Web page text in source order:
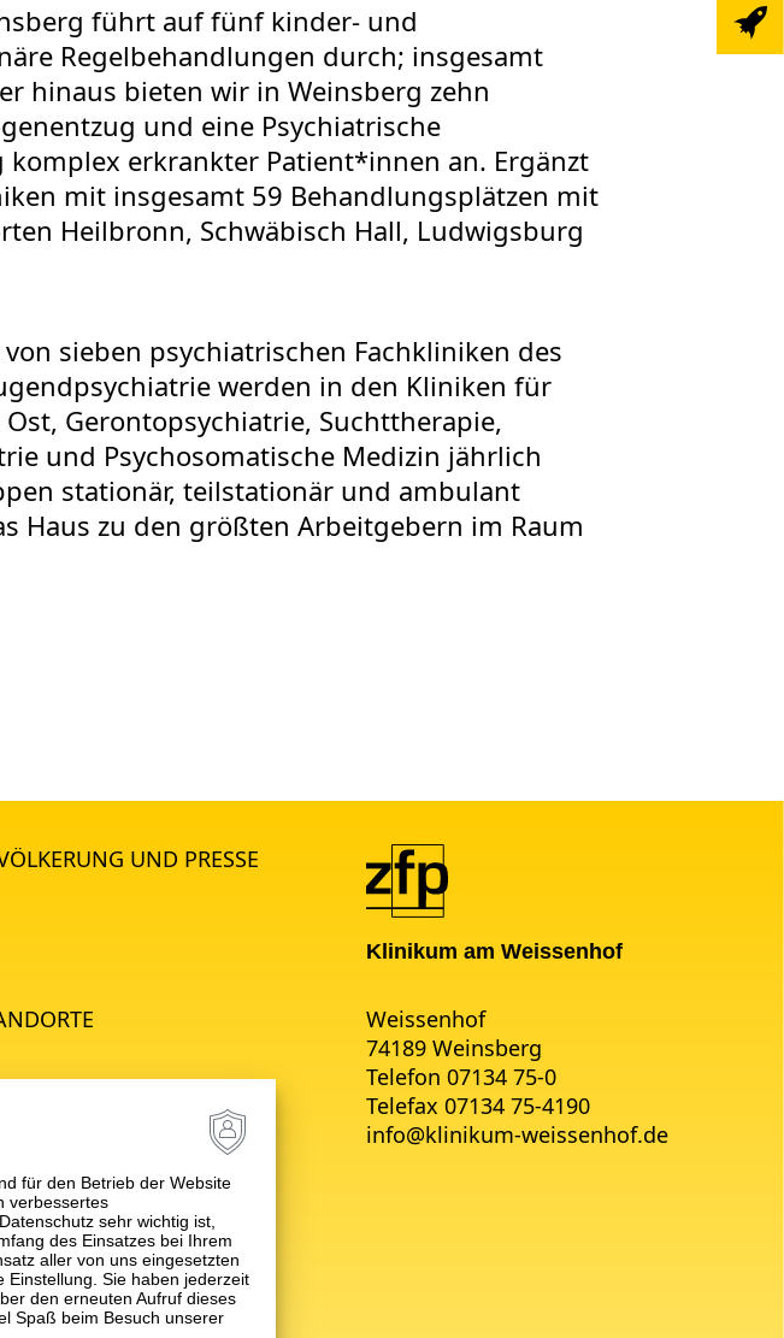
führt auf fünf kinder- und
Regelbehandlungen durch; insgesamt
hinaus bieten wir in Weinsberg zehn
und eine Psychiatrische
erkrankter Patient*innen an. Ergänzt
mit insgesamt 59 Behandlungsplätzen mit
Heilbronn, Schwäbisch Hall, Ludwigsburg
sieben psychiatrischen Fachkliniken des
werden in den Kliniken für
Gerontopsychiatrie, Suchttherapie,
und Psychosomatische Medizin jährlich
stationär, teilstationär und ambulant
Haus zu den größten Arbeitgebern im Raum
UND PRESSE
Klinikum am Weissenhof
Weissenhof
74189 Weinsberg
Telefon 07134 75-0
Telefax 07134 75-4190
info@klinikum-weissenhof.de
für den Betrieb der Website
verbessertes
sehr wichtig ist,
des Einsatzes bei Ihrem
aller von uns eingesetzten
Einstellung. Sie haben jederzeit
den erneuten Aufruf dieses
Spaß beim Besuch unserer